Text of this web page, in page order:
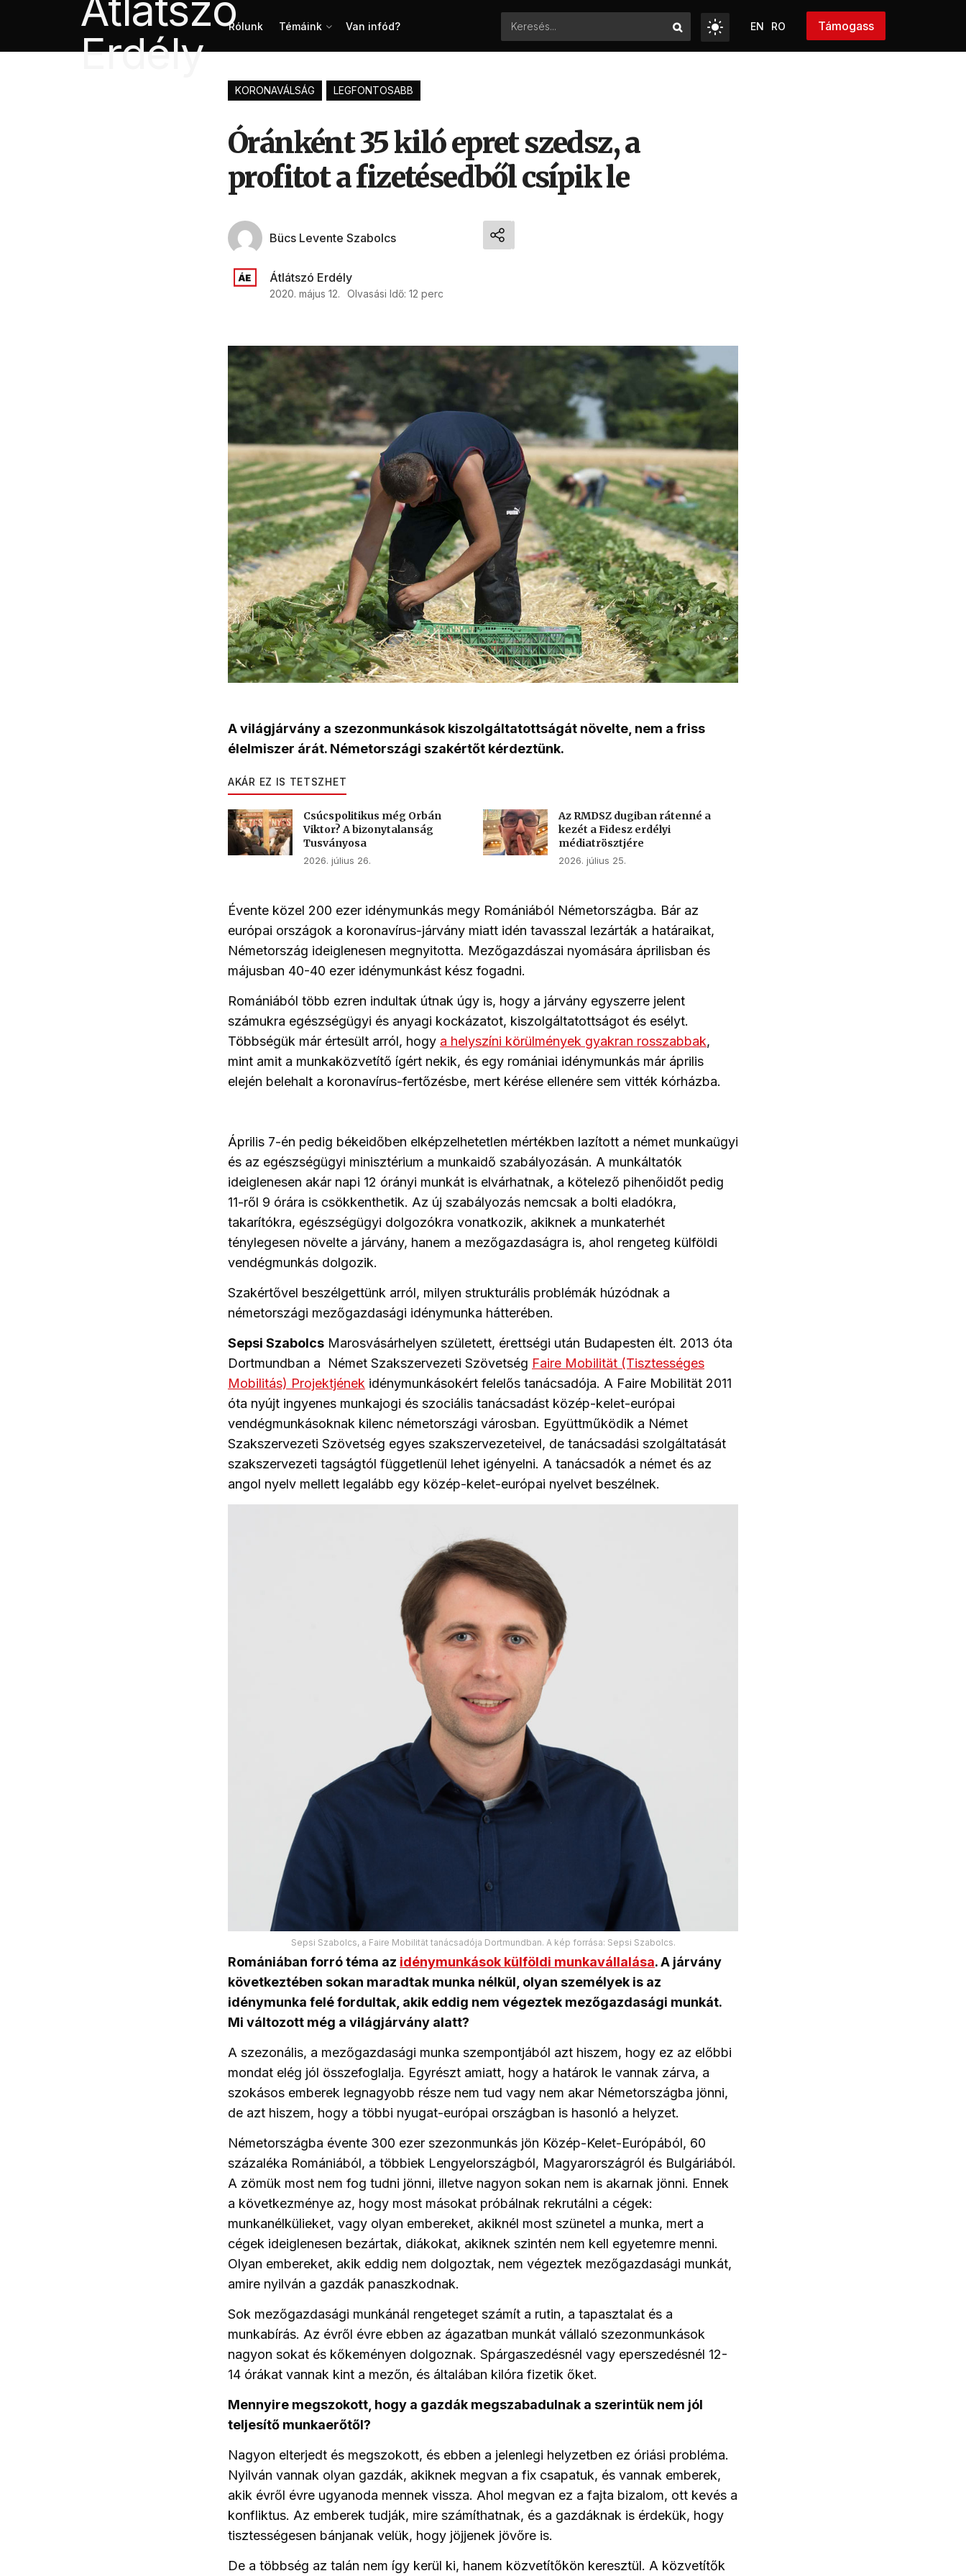
Rólunk Témáink Van infód? EN RO Támogass
KORONAVÁLSÁG LEGFONTOSABB
Óránként 35 kiló epret szedsz, a
profitot a fizetésedből csípik le
Bücs Levente Szabolcs
Átlátszó Erdély
2020. május 12. Olvasási Idő: 12 perc
A világjárvány a szezonmunkások kiszolgáltatottságát növelte, nem a friss
élelmiszer árát. Németországi szakértőt kérdeztünk.
AKÁR EZ IS TETSZHET
Csúcspolitikus még Orbán
Viktor? A bizonytalanság
Tusványosa
2026. július 26.
Az RMDSZ dugiban rátenné a
kezét a Fidesz erdélyi
médiatrösztjére
2026. július 25.
Évente közel 200 ezer idénymunkás megy Romániából Németországba. Bár az
európai országok a koronavírus-járvány miatt idén tavasszal lezárták a határaikat,
Németország ideiglenesen megnyitotta. Mezőgazdászai nyomására áprilisban és
májusban 40-40 ezer idénymunkást kész fogadni.
Romániából több ezren indultak útnak úgy is, hogy a járvány egyszerre jelent
számukra egészségügyi és anyagi kockázatot, kiszolgáltatottságot és esélyt.
Többségük már értesült arról, hogy a helyszíni körülmények gyakran rosszabbak,
mint amit a munkaközvetítő ígért nekik, és egy romániai idénymunkás már április
elején belehalt a koronavírus-fertőzésbe, mert kérése ellenére sem vitték kórházba.
Április 7-én pedig békeidőben elképzelhetetlen mértékben lazított a német munkaügyi
és az egészségügyi minisztérium a munkaidő szabályozásán. A munkáltatók
ideiglenesen akár napi 12 órányi munkát is elvárhatnak, a kötelező pihenőidőt pedig
11-ről 9 órára is csökkenthetik. Az új szabályozás nemcsak a bolti eladókra,
takarítókra, egészségügyi dolgozókra vonatkozik, akiknek a munkaterhét
ténylegesen növelte a járvány, hanem a mezőgazdaságra is, ahol rengeteg külföldi
vendégmunkás dolgozik.
Szakértővel beszélgettünk arról, milyen strukturális problémák húzódnak a
németországi mezőgazdasági idénymunka hátterében.
Sepsi Szabolcs Marosvásárhelyen született, érettségi után Budapesten élt. 2013 óta
Dortmundban a Német Szakszervezeti Szövetség Faire Mobilität (Tisztességes
Mobilitás) Projektjének idénymunkásokért felelős tanácsadója. A Faire Mobilität 2011
óta nyújt ingyenes munkajogi és szociális tanácsadást közép-kelet-európai
vendégmunkásoknak kilenc németországi városban. Együttműködik a Német
Szakszervezeti Szövetség egyes szakszervezeteivel, de tanácsadási szolgáltatását
szakszervezeti tagságtól függetlenül lehet igényelni. A tanácsadók a német és az
angol nyelv mellett legalább egy közép-kelet-európai nyelvet beszélnek.
Sepsi Szabolcs, a Faire Mobilität tanácsadója Dortmundban. A kép forrása: Sepsi Szabolcs.
Romániában forró téma az idénymunkások külföldi munkavállalása. A járvány
következtében sokan maradtak munka nélkül, olyan személyek is az
idénymunka felé fordultak, akik eddig nem végeztek mezőgazdasági munkát.
Mi változott még a világjárvány alatt?
A szezonális, a mezőgazdasági munka szempontjából azt hiszem, hogy ez az előbbi
mondat elég jól összefoglalja. Egyrészt amiatt, hogy a határok le vannak zárva, a
szokásos emberek legnagyobb része nem tud vagy nem akar Németországba jönni,
de azt hiszem, hogy a többi nyugat-európai országban is hasonló a helyzet.
Németországba évente 300 ezer szezonmunkás jön Közép-Kelet-Európából, 60
százaléka Romániából, a többiek Lengyelországból, Magyarországról és Bulgáriából.
A zömük most nem fog tudni jönni, illetve nagyon sokan nem is akarnak jönni. Ennek
a következménye az, hogy most másokat próbálnak rekrutálni a cégek:
munkanélkülieket, vagy olyan embereket, akiknél most szünetel a munka, mert a
cégek ideiglenesen bezártak, diákokat, akiknek szintén nem kell egyetemre menni.
Olyan embereket, akik eddig nem dolgoztak, nem végeztek mezőgazdasági munkát,
amire nyilván a gazdák panaszkodnak.
Sok mezőgazdasági munkánál rengeteget számít a rutin, a tapasztalat és a
munkabírás. Az évről évre ebben az ágazatban munkát vállaló szezonmunkások
nagyon sokat és kőkeményen dolgoznak. Spárgaszedésnél vagy eperszedésnél 12-
14 órákat vannak kint a mezőn, és általában kilóra fizetik őket.
Mennyire megszokott, hogy a gazdák megszabadulnak a szerintük nem jól
teljesítő munkaerőtől?
Nagyon elterjedt és megszokott, és ebben a jelenlegi helyzetben ez óriási probléma.
Nyilván vannak olyan gazdák, akiknek megvan a fix csapatuk, és vannak emberek,
akik évről évre ugyanoda mennek vissza. Ahol megvan ez a fajta bizalom, ott kevés a
konfliktus. Az emberek tudják, mire számíthatnak, és a gazdáknak is érdekük, hogy
tisztességesen bánjanak velük, hogy jöjjenek jövőre is.
De a többség az talán nem így kerül ki, hanem közvetítőkön keresztül. A közvetítők